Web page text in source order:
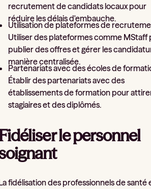
recrutement de candidats locaux pour
réduire les délais d'embauche.
Utilisation de plateformes de
Utiliser des plateformes comme MStaff
publier des offres et gérer les
manière centralisée.
Partenariats avec des écoles de
Établir des partenariats avec des
établissements de formation pour
stagiaires et des diplômés.
le personnel
fidélisation des professionnels de santé